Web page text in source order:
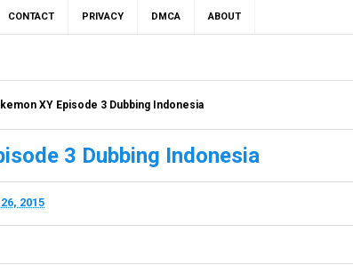
CONTACT PRIVACY DMCA ABOUT
XY Episode 3 Dubbing Indonesia
3 Dubbing Indonesia
2015